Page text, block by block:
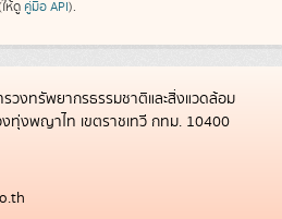
ห้ดู คู่มือ API).
วงทรัพยากรธรรมชาติและสิ่งแวดล้อม
ทุ่งพญาไท เขตราชเทวี กทม. 10400